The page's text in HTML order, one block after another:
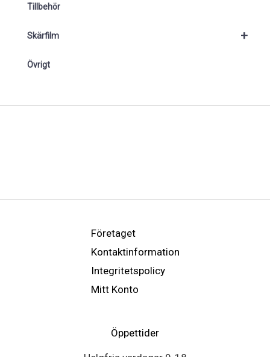
Tillbehör
+
Skärfilm
Övrigt
Företaget
Kontaktinformation
Integritetspolicy
Mitt Konto
Öppettider